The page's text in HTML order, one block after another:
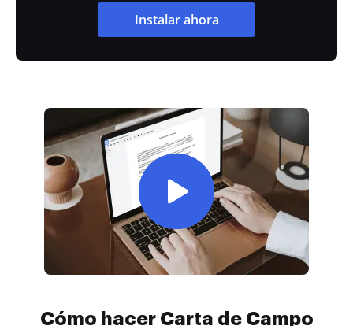
Instalar ahora
Cómo hacer Carta de Campo